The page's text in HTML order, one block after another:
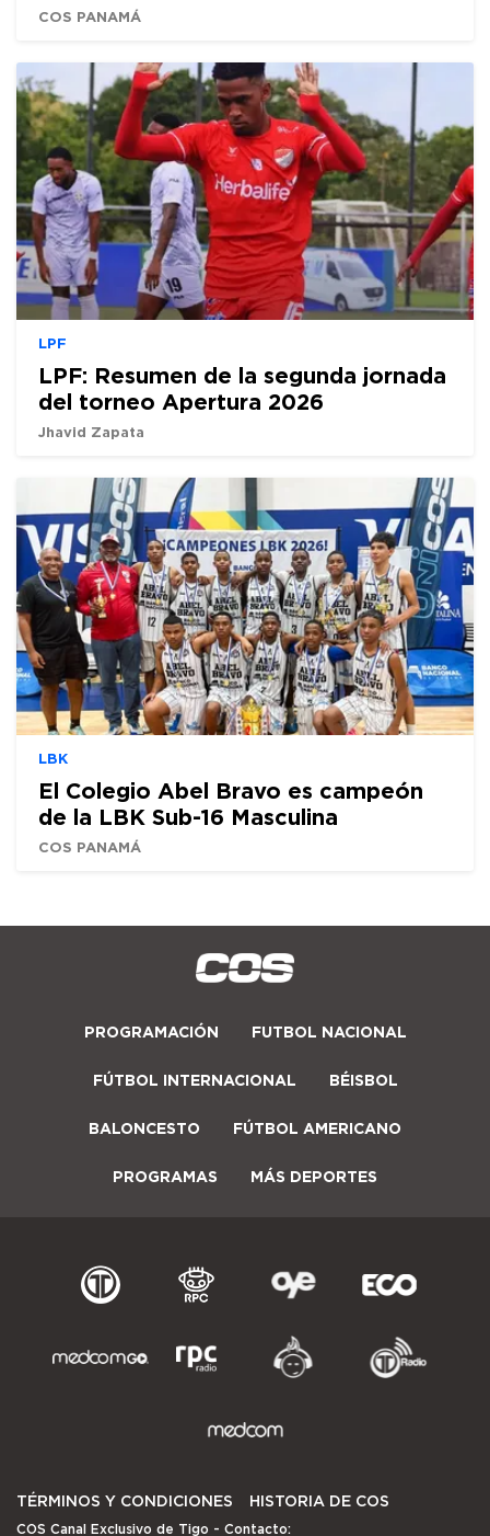
COS PANAMÁ
LPF
LPF: Resumen de la segunda jornada
del torneo Apertura 2026
Jhavid Zapata
LBK
El Colegio Abel Bravo es campeón
de la LBK Sub-16 Masculina
COS PANAMÁ
PROGRAMACIÓN FUTBOL NACIONAL
FÚTBOL INTERNACIONAL BÉISBOL
BALONCESTO FÚTBOL AMERICANO
PROGRAMAS MÁS DEPORTES
TÉRMINOS Y CONDICIONES HISTORIA DE COS
COS Canal Exclusivo de Tigo - Contacto: